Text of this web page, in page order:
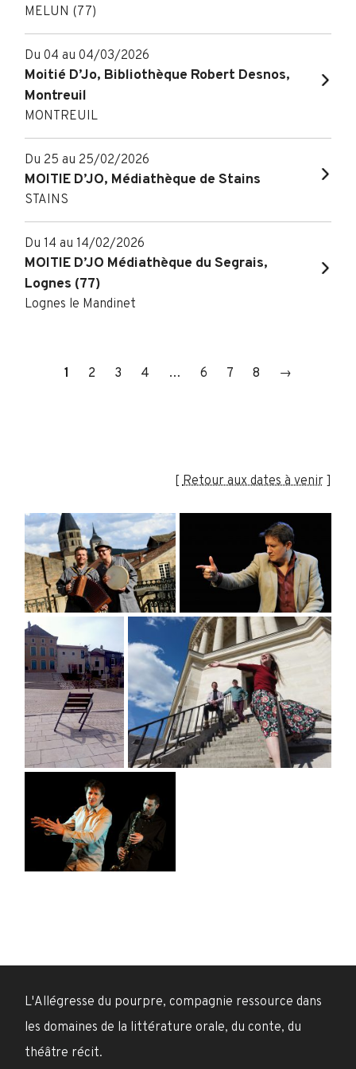
MELUN (77)
Du 04 au 04/03/2026
Moitié D’Jo, Bibliothèque Robert Desnos,
Montreuil
MONTREUIL
Du 25 au 25/02/2026
MOITIE D’JO, Médiathèque de Stains
STAINS
Du 14 au 14/02/2026
MOITIE D’JO Médiathèque du Segrais,
Lognes (77)
Lognes le Mandinet
1 2 3 4 … 6 7 8 →
[Retour aux dates à venir]
L'Allégresse du pourpre, compagnie ressource dans
les domaines de la littérature orale, du conte, du
théâtre récit.